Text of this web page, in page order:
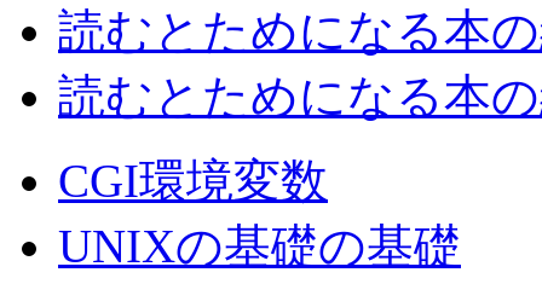
読むとためになる本
読むとためになる本
CGI環境変数
UNIXの基礎の基礎